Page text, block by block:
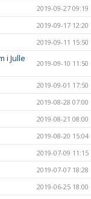
2019-09-27 09:19
2019-09-17 12:20
2019-09-11 15:50
i Julle
2019-09-10 11:50
2019-09-01 17:50
2019-08-28 07:00
2019-08-21 08:00
2019-08-20 15:04
2019-07-09 11:15
2019-07-07 18:28
2019-06-25 18:00